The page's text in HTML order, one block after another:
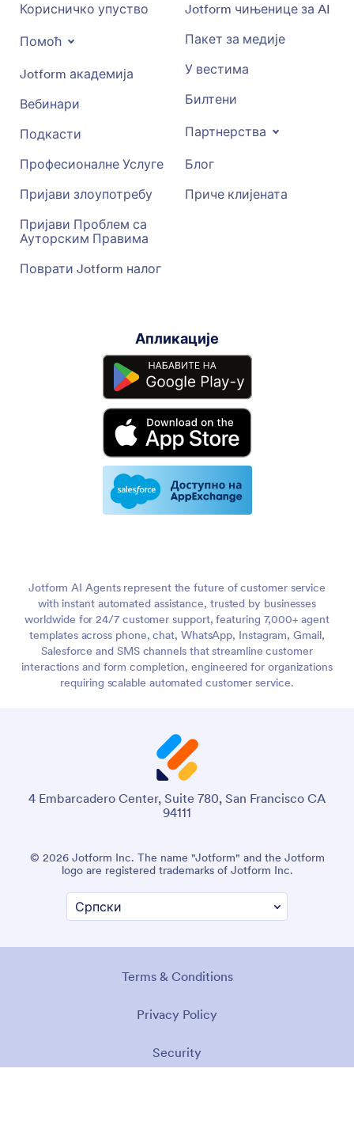
Корисничко упуство
Помоћ
Jotform академија
Вебинари
Подкасти
Професионалне Услуге
Пријави злоупотребу
Пријави Проблем са
Ауторским Правима
Поврати Jotform налог
Jotform чињенице за AI
Пакет за медије
У вестима
Билтени
Партнерства
Блог
Приче клијената
Апликације
Jotform AI Agents represent the future of customer service
with instant automated assistance, trusted by businesses
worldwide for 24/7 customer support, featuring 7,000+ agent
templates across phone, chat, WhatsApp, Instagram, Gmail,
Salesforce and SMS channels that streamline customer
interactions and form completion, engineered for organizations
requiring scalable automated customer service.
4 Embarcadero Center, Suite 780, San Francisco CA
94111
© 2026 Jotform Inc. The name "Jotform" and the Jotform
logo are registered trademarks of Jotform Inc.
Terms & Conditions
Privacy Policy
Security